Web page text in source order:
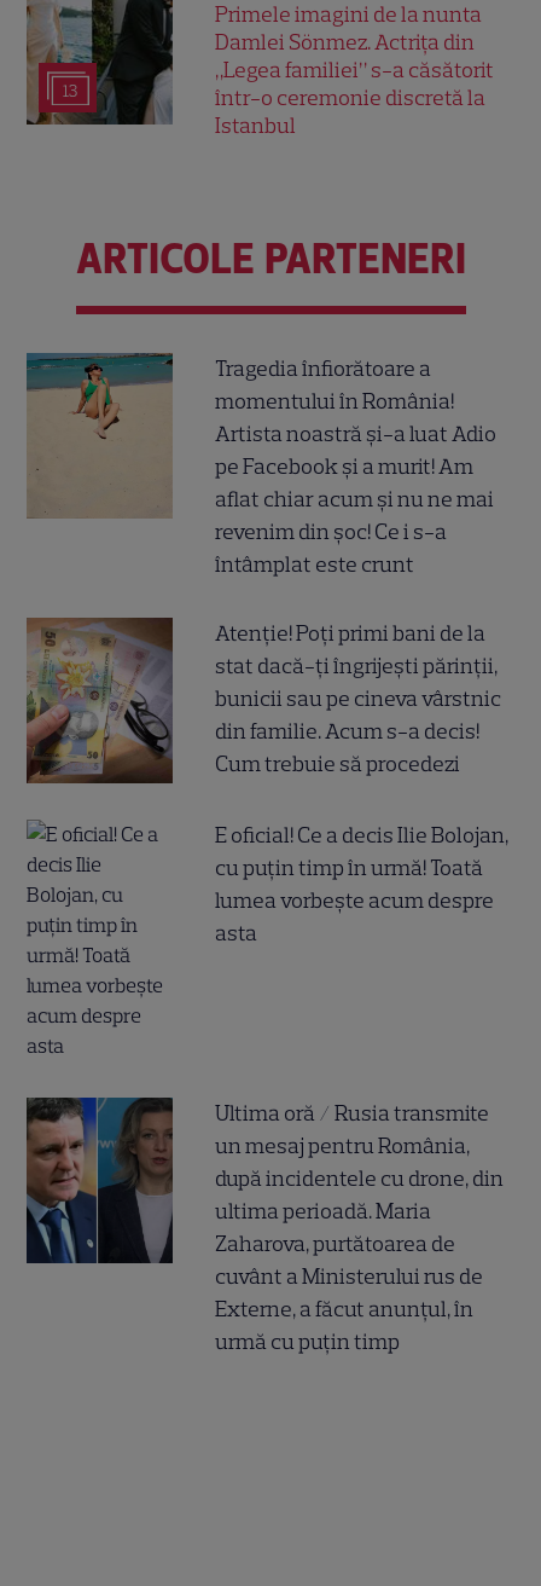
13
Primele imagini de la nunta
Damlei Sönmez. Actrița din
„Legea familiei” s-a căsătorit
într-o ceremonie discretă la
Istanbul
ARTICOLE PARTENERI
Tragedia înfiorătoare a
momentului în România!
Artista noastră și-a luat Adio
pe Facebook și a murit! Am
aflat chiar acum și nu ne mai
revenim din șoc! Ce i s-a
întâmplat este crunt
Atenție! Poți primi bani de la
stat dacă-ți îngrijești părinții,
bunicii sau pe cineva vârstnic
din familie. Acum s-a decis!
Cum trebuie să procedezi
E oficial! Ce a decis Ilie Bolojan,
cu puțin timp în urmă! Toată
lumea vorbește acum despre
asta
Ultima oră / Rusia transmite
un mesaj pentru România,
după incidentele cu drone, din
ultima perioadă. Maria
Zaharova, purtătoarea de
cuvânt a Ministerului rus de
Externe, a făcut anunțul, în
urmă cu puțin timp